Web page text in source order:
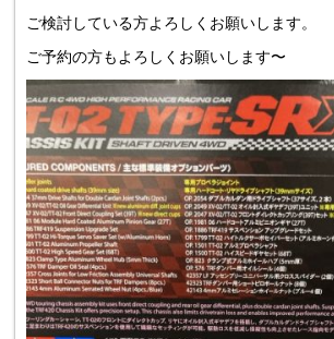
ご検討している方よろしくお願いします。
ご予約の方もよろしくお願いします〜